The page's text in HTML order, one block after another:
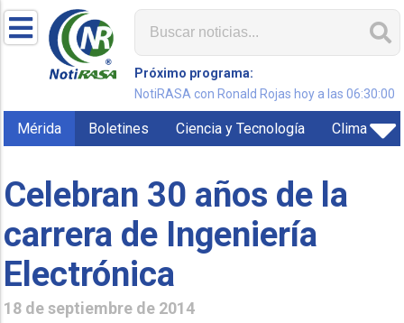
Próximo programa:
NotiRASA con Ronald Rojas hoy a las 06:30:00
Mérida Boletines Ciencia y Tecnología Clima
Celebran 30 años de la
carrera de Ingeniería
Electrónica
18 de septiembre de 2014